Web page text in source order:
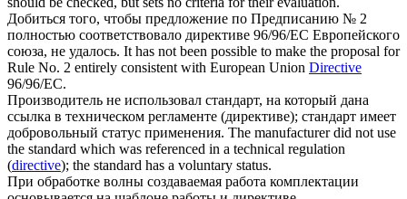
Добиться того, чтобы предложение по Предписанию № 2
полностью соответствовало директиве 96/96/ЕС Европейского
союза, не удалось. It has not been possible to make the proposal for
Rule No. 2 entirely consistent with European Union Directive
96/96/EC.
Производитель не использовал стандарт, на который дана
ссылка в техническом регламенте (директиве); стандарт имеет
добровольный статус применения. The manufacturer did not use
the standard which was referenced in a technical regulation
(directive); the standard has a voluntary status.
При обработке волны создаваемая работа комплектации